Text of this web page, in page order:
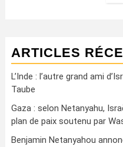
ARTICLES
L’Inde : l’autre grand ami
Taube
Gaza : selon Netanyahu,
plan de paix soutenu par
Benjamin Netanyahou